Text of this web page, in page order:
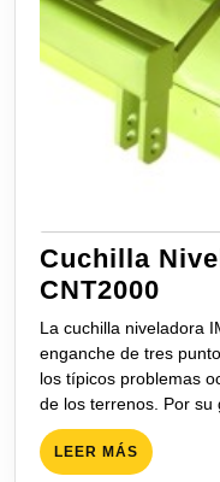
Cuchilla
CNT2000
La cuchilla niveladora
enganche de tres
los típicos problemas
de los terrenos. Por su
LEER MÁS LEER
MÁS